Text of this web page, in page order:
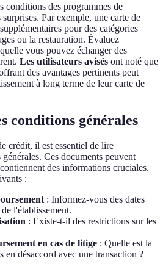
conditions des programmes de
Par exemple, une carte de
pour des catégories
ou la restauration. Évaluez
vous pouvez échanger des
Les utilisateurs avisés ont noté que
des avantages pertinents peut
à long terme de leur carte de
conditions générales
crédit, il est essentiel de lire
Ces documents peuvent
des informations cruciales.
:
: Informez-vous des dates
l'établissement.
: Existe-t-il des restrictions sur les
en cas de litige : Quelle est la
en désaccord avec une transaction ?